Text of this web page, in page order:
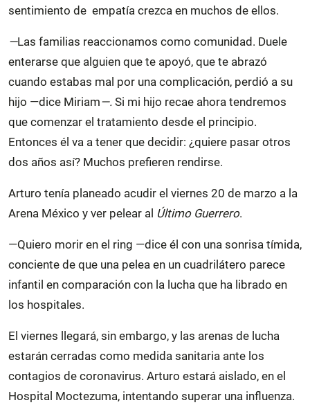
sentimiento de empatía crezca en muchos de ellos.
—Las familias reaccionamos como comunidad. Duele
enterarse que alguien que te apoyó, que te abrazó
cuando estabas mal por una complicación, perdió a su
hijo —dice Miriam—. Si mi hijo recae ahora tendremos
que comenzar el tratamiento desde el principio.
Entonces él va a tener que decidir: ¿quiere pasar otros
dos años así? Muchos prefieren rendirse.
Arturo tenía planeado acudir el viernes 20 de marzo a la
Arena México y ver pelear al Último Guerrero.
—Quiero morir en el ring —dice él con una sonrisa tímida,
conciente de que una pelea en un cuadrilátero parece
infantil en comparación con la lucha que ha librado en
los hospitales.
El viernes llegará, sin embargo, y las arenas de lucha
estarán cerradas como medida sanitaria ante los
contagios de coronavirus. Arturo estará aislado, en el
Hospital Moctezuma, intentando superar una influenza.